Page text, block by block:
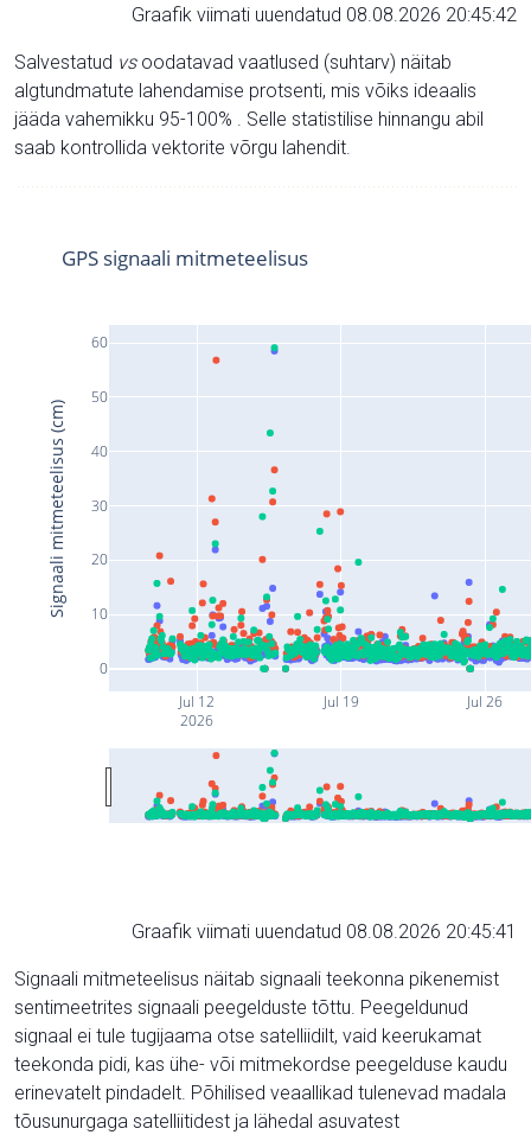
Graafik viimati uuendatud 08.08.2026 20:45:42
Salvestatud vsoodatavad vaatlused (suhtarv) näitab
algtundmatute lahendamise protsenti, mis võiks ideaalis
jääda vahemikku 95-100% . Selle statistilise hinnangu abil
saab kontrollida vektorite võrgu lahendit.
Jul 12
2026
Jul 19 Jul 26
0
10
20
30
40
50
60
GPS signaali mitmeteelisus
Signaali mitmeteelisus (cm)
Graafik viimati uuendatud 08.08.2026 20:45:41
Signaali mitmeteelisus näitab signaali teekonna pikenemist
sentimeetrites signaali peegelduste tõttu. Peegeldunud
signaal ei tule tugijaama otse satelliidilt, vaid keerukamat
teekonda pidi, kas ühe- või mitmekordse peegelduse kaudu
erinevatelt pindadelt. Põhilised veaallikad tulenevad madala
tõusunurgaga satelliitidest ja lähedal asuvatest